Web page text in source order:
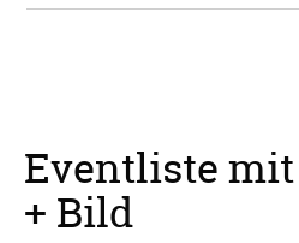
Eventliste
+ Bild